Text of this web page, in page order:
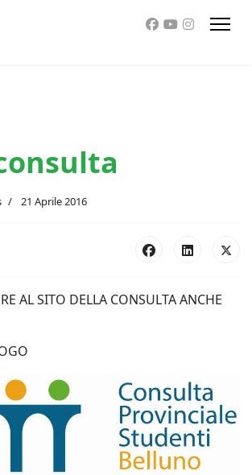
21 Aprile 2016
AL SITO DELLA CONSULTA ANCHE